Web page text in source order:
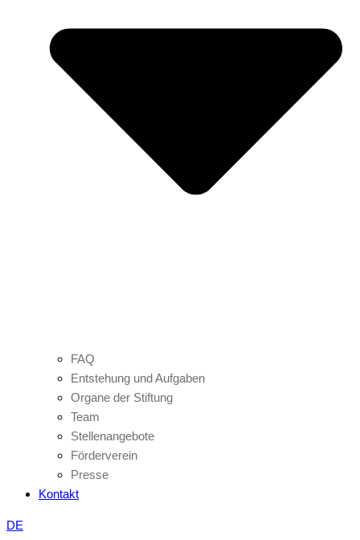
FAQ
Entstehung und Aufgaben
Organe der Stiftung
Team
Stellenangebote
Förderverein
Presse
Kontakt
DE